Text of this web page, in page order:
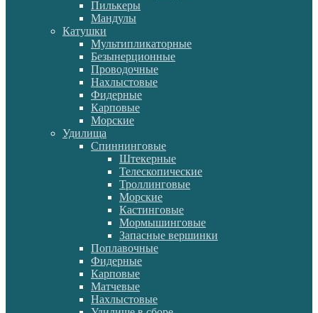
Пилькеры
Мандулы
Катушки
Мультипликаторные
Безынерционные
Проводочные
Нахлыстовые
Фидерные
Карповые
Морские
Удилища
Спиннинговые
Штекерные
Телескопические
Троллинговые
Морские
Кастинговые
Мормышинговые
Запасные вершинки
Поплавочные
Фидерные
Карповые
Матчевые
Нахлыстовые